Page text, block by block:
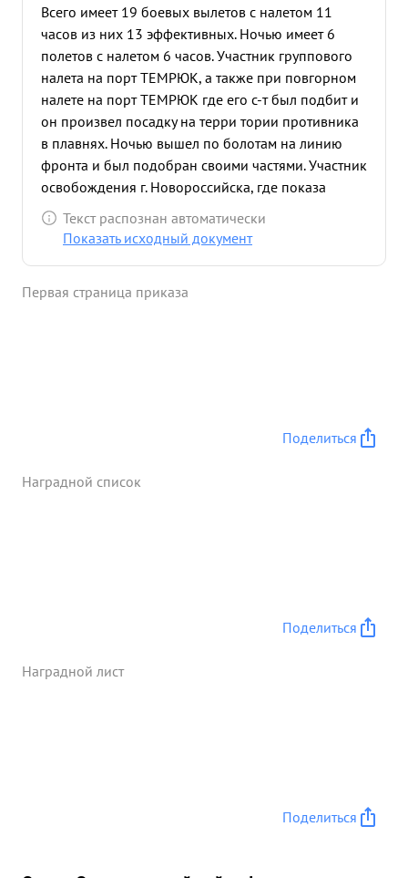
Всего имеет 19 боевых вылетов с налетом 11
часов из них 13 эффективных. Ночью имеет 6
полетов с налетом 6 часов. Участник группового
налета на порт ТЕМРЮК, а также при повгорном
налете на порт ТЕМРЮК где его с-т был подбит и
он произвел посадку на терри тории противника
в плавнях. Ночью вышел по болотам на линию
фронта и был подобран своими частями. Участник
освобождения г. Новороссийска, где показа
Лично тов. пыси уничтожил: плавсретовт
единицы, автомашин 1, огневых точек - 3, живой
Новороссийска тов. ПЫСИН показал
МЗА, тем самым дал возможность эффективно
Текст распознан автоматически
Показать исходный документ
Первая страница приказа
Поделиться
Наградной список
Поделиться
Наградной лист
Поделиться